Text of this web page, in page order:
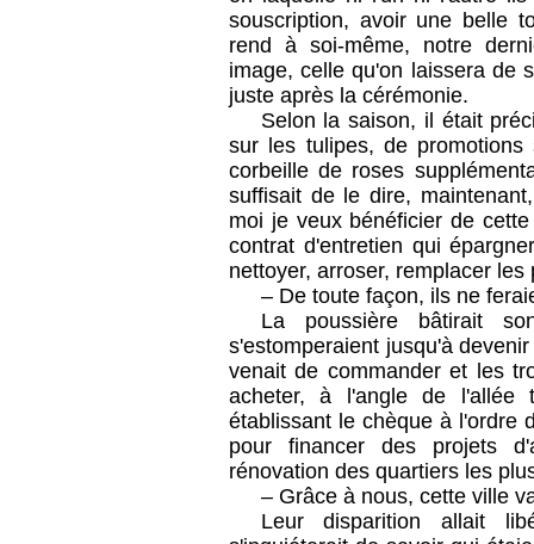
souscription, avoir une belle
rend à soi-même, notre
image, celle qu'on laissera de
juste après la cérémonie.
Selon la saison, il était
sur les tulipes, de
corbeille de roses
suffisait de le dire,
moi je veux bénéficier de
contrat d'entretien qui
nettoyer, arroser, remplacer
– De toute façon, ils ne
La poussière bâtirait
s'estomperaient jusqu'à
venait de commander et les
acheter, à l'angle de l'allée
établissant le chèque à l'ordre
pour financer des projets
rénovation des quartiers les
– Grâce à nous, cette ville
Leur disparition allait